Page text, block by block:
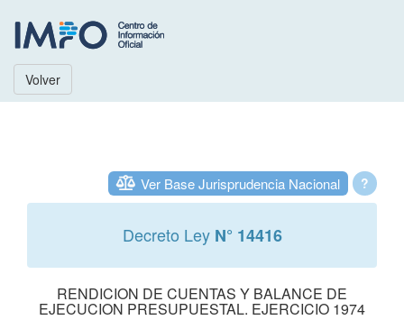
Volver
?
Ver Base Jurisprudencia Nacional
Decreto Ley N° 14416
RENDICION DE CUENTAS Y BALANCE DE
EJECUCION PRESUPUESTAL. EJERCICIO 1974